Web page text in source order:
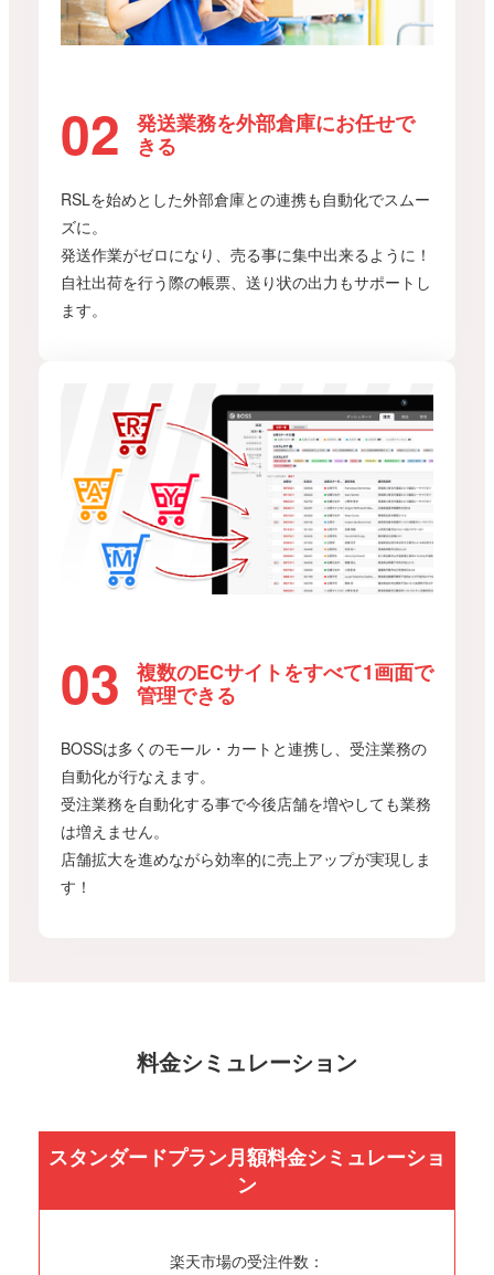
発送業務を外部倉庫にお任せで
きる
RSLを始めとした外部倉庫との連携も自動化でスムー
ズに。
発送作業がゼロになり、売る事に集中出来るように！
自社出荷を行う際の帳票、送り状の出力もサポートし
ます。
複数のECサイトをすべて1画面で
管理できる
BOSSは多くのモール・カートと連携し、受注業務の
自動化が行なえます。
受注業務を自動化する事で今後店舗を増やしても業務
は増えません。
店舗拡大を進めながら効率的に売上アップが実現しま
す！
料金シミュレーション
スタンダードプラン月額料金シミュレーショ
ン
楽天市場の受注件数：